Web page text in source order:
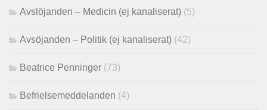
Avslöjanden – Medicin (ej kanaliserat) (5)
Avsöjanden – Politik (ej kanaliserat) (42)
Beatrice Penninger (73)
Befrielsemeddelanden (4)